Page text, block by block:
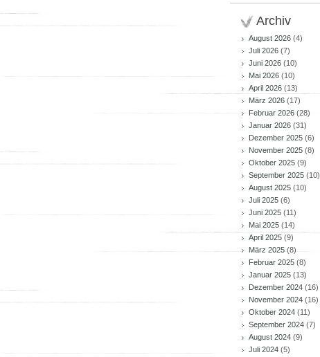
Archiv
August 2026 (4)
Juli 2026 (7)
Juni 2026 (10)
Mai 2026 (10)
April 2026 (13)
März 2026 (17)
Februar 2026 (28)
Januar 2026 (31)
Dezember 2025 (6)
November 2025 (8)
Oktober 2025 (9)
September 2025 (10)
August 2025 (10)
Juli 2025 (6)
Juni 2025 (11)
Mai 2025 (14)
April 2025 (9)
März 2025 (8)
Februar 2025 (8)
Januar 2025 (13)
Dezember 2024 (16)
November 2024 (16)
Oktober 2024 (11)
September 2024 (7)
August 2024 (9)
Juli 2024 (5)